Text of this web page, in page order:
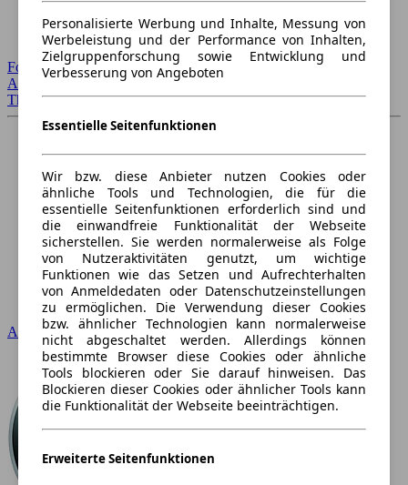
Forum Startseite
Alle Auto-Foren
Themen-Forum
Audi
Personalisierte Werbung und Inhalte, Messung von
Werbeleistung und der Performance von Inhalten,
Zielgruppenforschung sowie Entwicklung und
Verbesserung von Angeboten
Essentielle Seitenfunktionen
Wir bzw. diese Anbieter nutzen Cookies oder
ähnliche Tools und Technologien, die für die
essentielle Seitenfunktionen erforderlich sind und
die einwandfreie Funktionalität der Webseite
sicherstellen. Sie werden normalerweise als Folge
von Nutzeraktivitäten genutzt, um wichtige
Funktionen wie das Setzen und Aufrechterhalten
von Anmeldedaten oder Datenschutzeinstellungen
zu ermöglichen. Die Verwendung dieser Cookies
bzw. ähnlicher Technologien kann normalerweise
nicht abgeschaltet werden. Allerdings können
bestimmte Browser diese Cookies oder ähnliche
Tools blockieren oder Sie darauf hinweisen. Das
Blockieren dieser Cookies oder ähnlicher Tools kann
die Funktionalität der Webseite beeinträchtigen.
Erweiterte Seitenfunktionen